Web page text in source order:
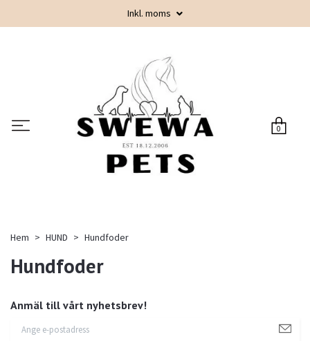
Inkl. moms
0
Anmäl till vårt nyhetsbrev!
Hem HUND Hundfoder
Hundfoder